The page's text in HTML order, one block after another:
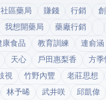
社區藥局 賺錢 行銷
我想開藥局 藥廠行銷
康食品 教育訓練 連俞涵
天心 戶田惠梨香 方季
視 竹野內豐 老莊思想
林予晞 武井咲 邱凱偉